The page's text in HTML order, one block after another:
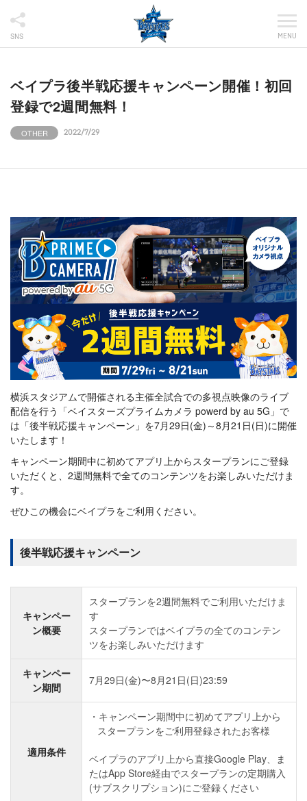
SNS MENU
ベイプラ後半戦応援キャンペーン開催！初回
登録で2週間無料！
OTHER 2022/7/29
横浜スタジアムで開催される主催全試合での多視点映像のライブ
配信を行う「ベイスターズプライムカメラ powerd by au 5G」で
は「後半戦応援キャンペーン」を7月29日(金)～8月21日(日)に開催
いたします！
キャンペーン期間中に初めてアプリ上からスタープランにご登録
いただくと、2週間無料で全てのコンテンツをお楽しみいただけま
す。
ぜひこの機会にベイプラをご利用ください。
後半戦応援キャンペーン
キャンペー
ン概要
スタープランを2週間無料でご利用いただけま
す
スタープランではベイプラの全てのコンテン
ツをお楽しみいただけます
キャンペー
ン期間
7月29日(金)〜8月21日(日)23:59
適用条件
キャンペーン期間中に初めてアプリ上から
スタープランをご利用登録されたお客様
ベイプラのアプリ上から直接Google Play、ま
たはApp Store経由でスタープランの定期購入
(サブスクリプション)にご登録ください